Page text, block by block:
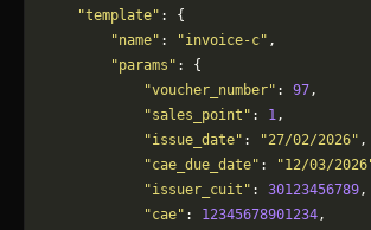
    "template"
: {
        "name"
: "invoice-c" ,
        "params"
: {
            "voucher_number"
: 97,
            "sales_point"
: 1,
            "issue_date"
: "27/02/2026" ,
            "cae_due_date"
: "12/03/
            "issuer_cuit"
: 30123456789,
            "cae"
: 12345678901234,